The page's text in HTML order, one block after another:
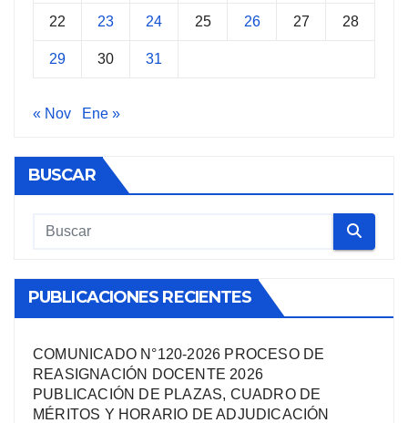
22 23 24 25 26 27 28
29 30 31
« Nov Ene »
BUSCAR
PUBLICACIONES RECIENTES
COMUNICADO N°120-2026 PROCESO DE
REASIGNACIÓN DOCENTE 2026
PUBLICACIÓN DE PLAZAS, CUADRO DE
MÉRITOS Y HORARIO DE ADJUDICACIÓN